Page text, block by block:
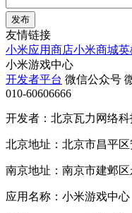
发布
友情链接
小米应用商店小米商城英
小米游戏中心
开发者平台 微信公众号
010-60606666
开发者：北京瓦力网络科
北京地址：北京市昌平
南京地址：南京市建邺
应用名称：小米游戏中心